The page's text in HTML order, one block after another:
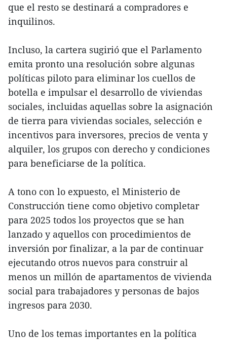
que el resto se destinará a compradores e
inquilinos.
Incluso, la cartera sugirió que el Parlamento
emita pronto una resolución sobre algunas
políticas piloto para eliminar los cuellos de
botella e impulsar el desarrollo de viviendas
sociales, incluidas aquellas sobre la asignación
de tierra para viviendas sociales, selección e
incentivos para inversores, precios de venta y
alquiler, los grupos con derecho y condiciones
para beneficiarse de la política.
A tono con lo expuesto, el Ministerio de
Construcción tiene como objetivo completar
para 2025 todos los proyectos que se han
lanzado y aquellos con procedimientos de
inversión por finalizar, a la par de continuar
ejecutando otros nuevos para construir al
menos un millón de apartamentos de vivienda
social para trabajadores y personas de bajos
ingresos para 2030.
Uno de los temas importantes en la política